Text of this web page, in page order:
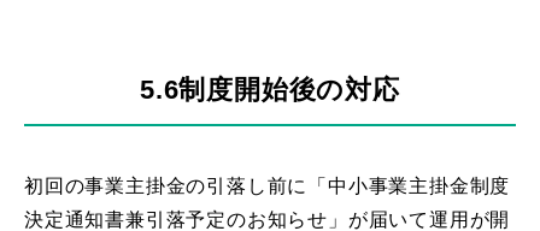
5.6制度開始後の対応
初回の事業主掛金の引落し前に「中小事業主掛金制度
決定通知書兼引落予定のお知らせ」が届いて運用が開